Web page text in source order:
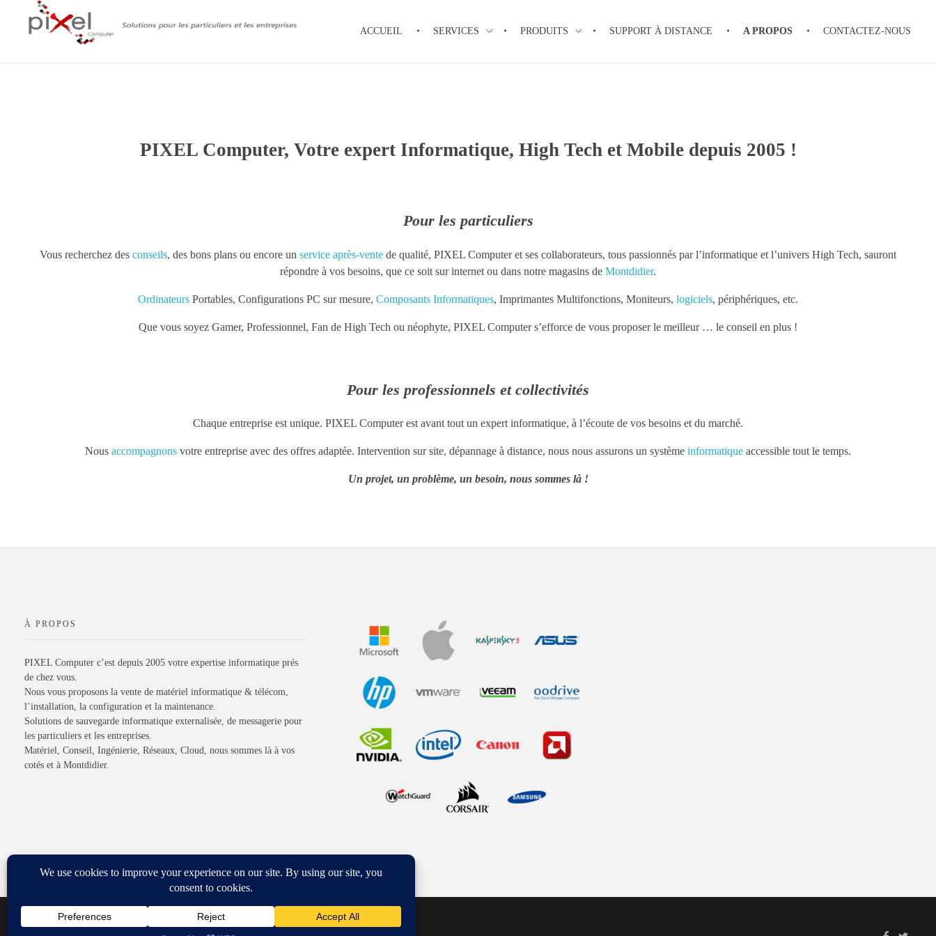
ACCUEIL SERVICES PRODUITS SUPPORT À DISTANCE A PROPOS CONTACTEZ-NOUS
PIXEL Computer, Votre expert Informatique, High Tech et Mobile depuis 2005 !
Pour les particuliers
Vous recherchez des conseils, des bons plans ou encore un service après-vente de qualité, PIXEL Computer et ses collaborateurs, tous passionnés par l’informatique et l’univers High Tech, sauront
répondre à vos besoins, que ce soit sur internet ou dans notre magasins de Montdidier.
Ordinateurs Portables, Configurations PC sur mesure, Composants Informatiques, Imprimantes Multifonctions, Moniteurs, logiciels, périphériques, etc.
Que vous soyez Gamer, Professionnel, Fan de High Tech ou néophyte, PIXEL Computer s’efforce de vous proposer le meilleur … le conseil en plus !
Pour les professionnels et collectivités
Chaque entreprise est unique. PIXEL Computer est avant tout un expert informatique, à l’écoute de vos besoins et du marché.
Nous accompagnons votre entreprise avec des offres adaptée. Intervention sur site, dépannage à distance, nous nous assurons un système informatique accessible tout le temps.
Un projet, un problème, un besoin, nous sommes là !
À PROPOS
PIXEL Computer c’est depuis 2005 votre expertise informatique prés
de chez vous.
Nous vous proposons la vente de matériel informatique & télécom,
l’installation, la configuration et la maintenance.
Solutions de sauvegarde informatique externalisée, de messagerie pour
les particuliers et les entreprises.
Matériel, Conseil, Ingénierie, Réseaux, Cloud, nous sommes là à vos
cotés et à Montdidier.
© 2017 PIXEL Computer. All rights reserved -Mentions légales-Politique de confidentialité